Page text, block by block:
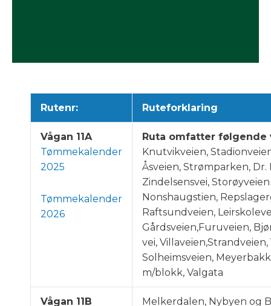
Rutenr: Ruteforklaring
Vågan 11A
Tømmekalender
2025
Tømmekalender
2026
Ruta omfatter følgende
Knutvikveien,
Åsveien, Strømparken, Dr.
Zindelsensvei,
Nonshaugstien,
Raftsundveien,
Gårdsveien,Furuveien,
vei,
Solheimsveien,
m/blokk, Valgata
Vågan 11B Melkerdalen, Nybyen og